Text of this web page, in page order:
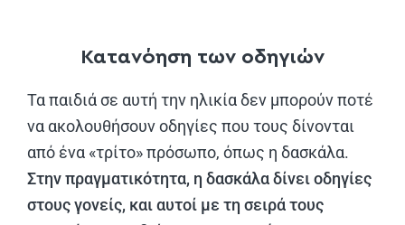
Κατανόηση των οδηγιών
Τα παιδιά σε αυτή την ηλικία δεν μπορούν ποτέ
να ακολουθήσουν οδηγίες που τους δίνονται
από ένα «τρίτο» πρόσωπο, όπως η δασκάλα.
Στην πραγματικότητα, η δασκάλα δίνει οδηγίες
στους γονείς, και αυτοί με τη σειρά τους